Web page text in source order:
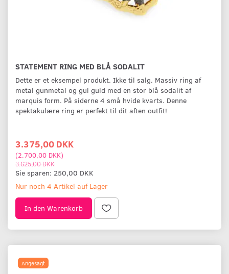
STATEMENT RING MED BLÅ SODALIT
Dette er et eksempel produkt. Ikke til salg. Massiv ring af
metal gunmetal og gul guld med en stor blå sodalit af
marquis form. På siderne 4 små hvide kvarts. Denne
spektakulære ring er perfekt til dit aften outfit!
3.375,00 DKK
(2.700,00 DKK)
3.625,00 DKK
Sie sparen: 250,00 DKK
Nur noch 4 Artikel auf Lager
In den Warenkorb
Angesagt